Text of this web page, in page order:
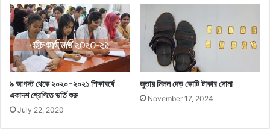
৯ আগস্ট থেকে ২০২০-২০২১ শিক্ষাবর্ষে
একাদশ শ্রেণিতে ভর্তি শুরু
July 22, 2020
জুতায় মিলল দেড় কোটি টাকার সোনা
November 17, 2024